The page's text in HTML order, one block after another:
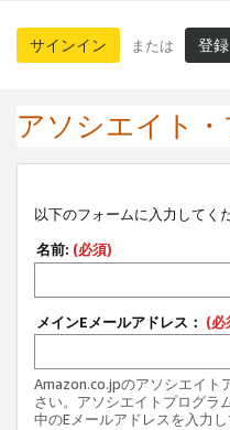
サインイン または 登録
アソシエイト
以下のフォームに入力してく
名前: (必須)
メインEメールアドレス： (必
Amazon.co.jpのアソシエイト
さい。アソシエイトプログラ
中のEメールアドレスを入力し